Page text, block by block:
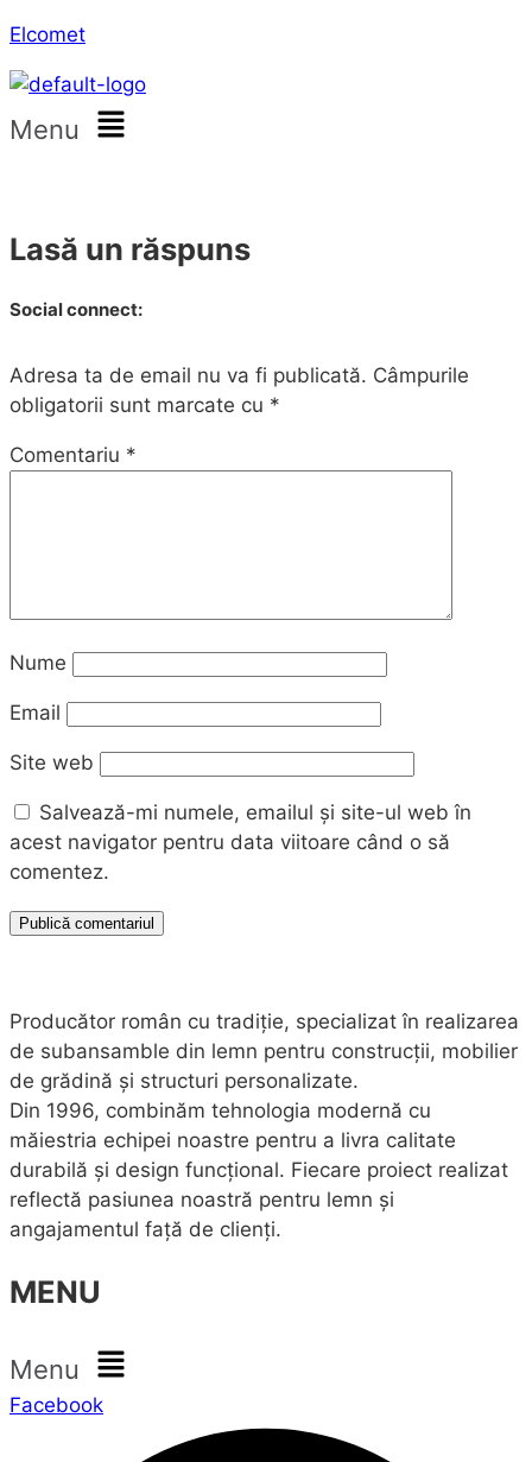
Elcomet
Menu
Lasă un răspuns
Social connect:
Adresa ta de email nu va fi publicată. Câmpurile
obligatorii sunt marcate cu *
Comentariu *
Nume
Email
Site web
Salvează-mi numele, emailul și site-ul web în
acest navigator pentru data viitoare când o să
comentez.
Producător român cu tradiție, specializat în realizarea
de subansamble din lemn pentru construcții, mobilier
de grădină și structuri personalizate.
Din 1996, combinăm tehnologia modernă cu
măiestria echipei noastre pentru a livra calitate
durabilă și design funcțional. Fiecare proiect realizat
reflectă pasiunea noastră pentru lemn și
angajamentul față de clienți.
MENU
Menu
Facebook